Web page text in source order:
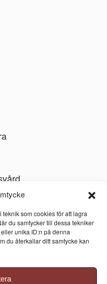
som cookies för att lagra
du samtycker till dessa tekniker
unika ID:n på denna
du återkallar ditt samtycke kan